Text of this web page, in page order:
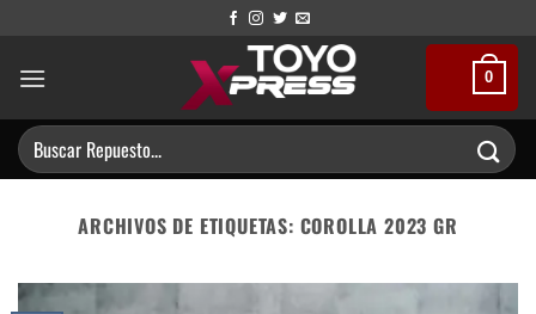
contenido
0
Buscar
por:
ARCHIVOS DE ETIQUETAS: COROLLA 2023 GR